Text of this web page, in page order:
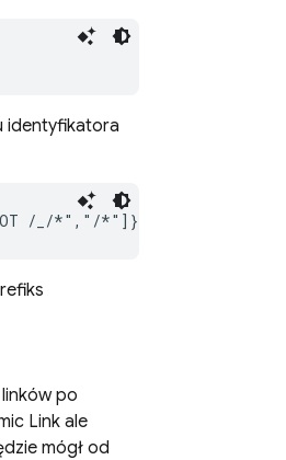
identyfikatora
/_/*","/*"]}]}}
po
Linkale
mógł od